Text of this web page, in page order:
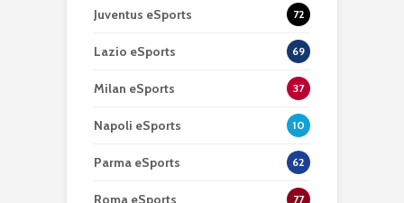
Juventus eSports 72
Lazio eSports 69
Milan eSports 37
Napoli eSports 10
Parma eSports 62
Roma eSports 77